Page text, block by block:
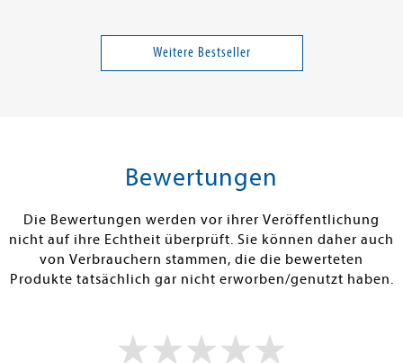
1. FC Kaiserslautern
Warenkorb
Weitere Bestseller
Bewertungen
Die Bewertungen werden vor ihrer Veröffentlichung
nicht auf ihre Echtheit überprüft. Sie können daher auch
von Verbrauchern stammen, die die bewerteten
Produkte tatsächlich gar nicht erworben/genutzt haben.